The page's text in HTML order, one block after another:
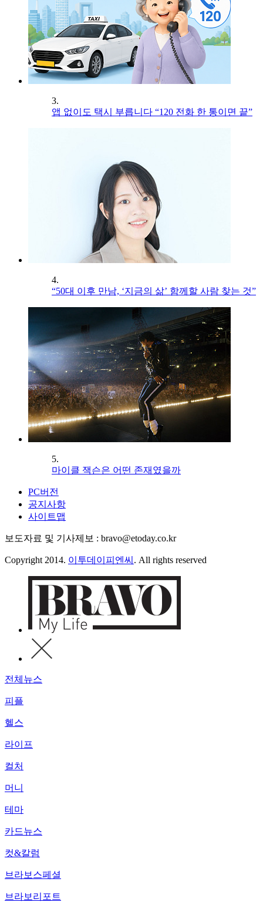
3.
앱 없이도 택시 부릅니다 “120 전화 한 통이면 끝”
4.
“50대 이후 만남, ‘지금의 삶’ 함께할 사람 찾는 것”
5.
마이클 잭슨은 어떤 존재였을까
PC버전
공지사항
사이트맵
보도자료 및 기사제보 : bravo@etoday.co.kr
Copyright 2014. 이투데이피엔씨 . All rights reserved
전체뉴스
피플
헬스
라이프
컬처
머니
테마
카드뉴스
컷&칼럼
브라보스페셜
브라보리포트